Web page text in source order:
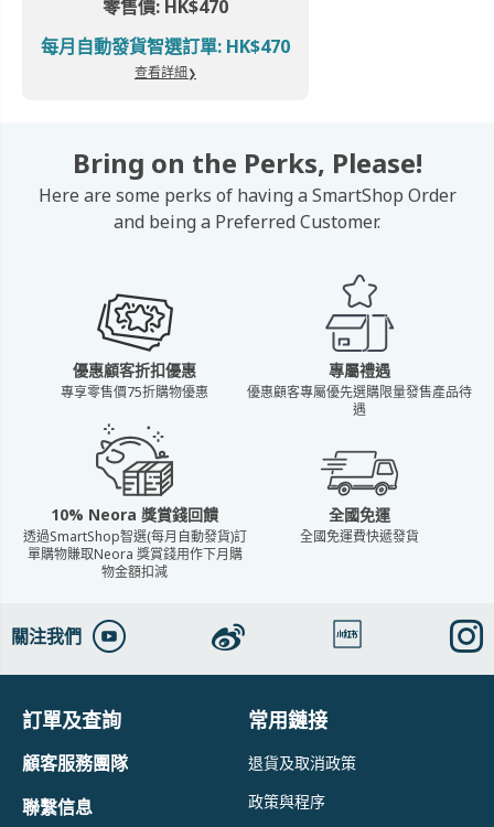
零售價: HK$470
每月自動發貨智選訂單: HK$470
查看詳細
Bring on the Perks, Please!
Here are some perks of having a SmartShop Order
and being a Preferred Customer.
優惠顧客折扣優惠
專享零售價75折購物優惠
專屬禮遇
優惠顧客專屬優先選購限量發售產品待
遇
10% Neora 獎賞錢回饋
透過SmartShop智選(每月自動發貨)訂
單購物賺取Neora 獎賞錢用作下月購
物金額扣減
全國免運
全國免運費快遞發貨
關注我們
訂單及查詢
顧客服務團隊
聯繫信息
常用鏈接
退貨及取消政策
政策與程序